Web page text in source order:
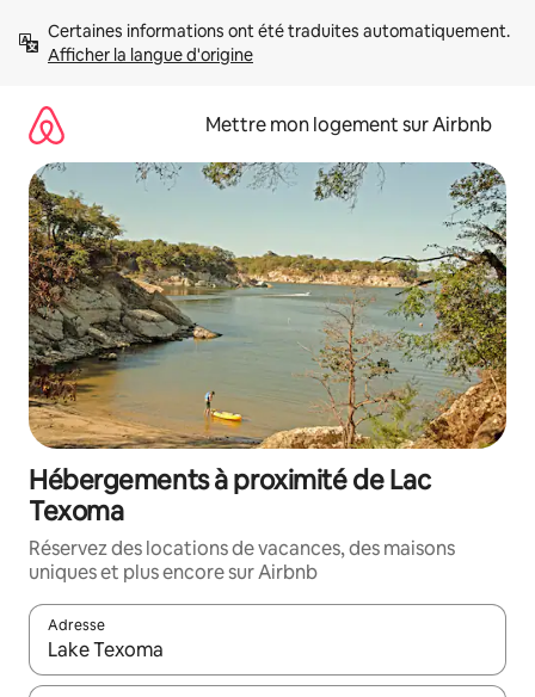
directement
Afficher la langue d'origine
Mettre mon logement sur Airbnb
Hébergements à proximité de Lac
Texoma
Réservez des locations de vacances, des maisons
uniques et plus encore sur Airbnb
Adresse
Lorsque les résultats s'affichent, utilisez les flèches vers le